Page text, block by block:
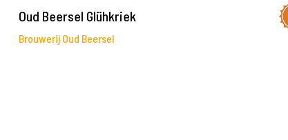
Oud Beersel Glühkriek
Brouwerij Oud Beersel